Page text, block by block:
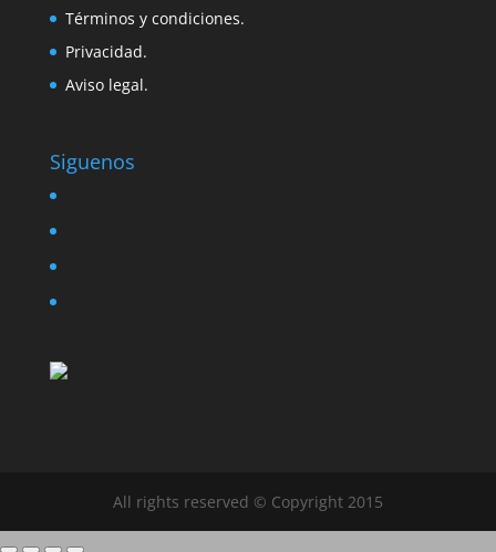
Términos y condiciones.
Privacidad.
Aviso legal.
Siguenos
All rights reserved © Copyright 2015